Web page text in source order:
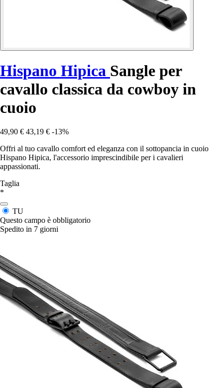
Hispano Hipica Sangle per
cavallo classica da cowboy in
cuoio
49,90 € 43,19 € -13%
Offri al tuo cavallo comfort ed eleganza con il sottopancia in cuoio
Hispano Hipica, l'accessorio imprescindibile per i cavalieri
appassionati.
Taglia
*
TU
Questo campo è obbligatorio
Spedito in 7 giorni